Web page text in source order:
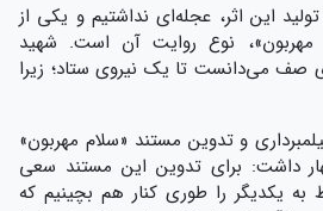
این اثر، عجله‌ای نداشتیم و یکی از
نوع روایت آن است. شهید
صف می‌دانست تا یک نیروی ستاد؛ زیرا
و تدوین مستند «سلام مهربون»
داشت: برای تدوین این مستند سعی
به یکدیگر را طوری کنار هم بچینیم که